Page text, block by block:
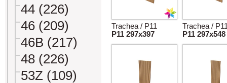
44 (226)
46 (209)
46B (217)
48 (226)
53Z (109)
Trachea / P11
P11 297x397
Trachea /
P11 297x548